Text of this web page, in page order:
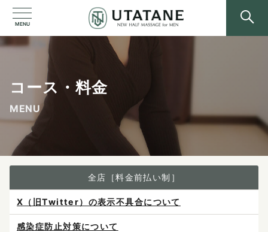
MENU
コース・料金
MENU
全店［料金前払い制］
感染症防止対策について
ご予約は各店へ直接お問い合わせください。